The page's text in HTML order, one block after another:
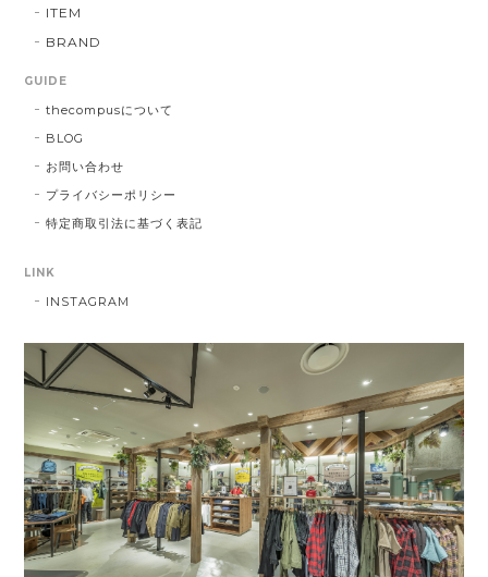
ITEM
BRAND
GUIDE
thecompusについて
BLOG
お問い合わせ
プライバシーポリシー
特定商取引法に基づく表記
LINK
INSTAGRAM